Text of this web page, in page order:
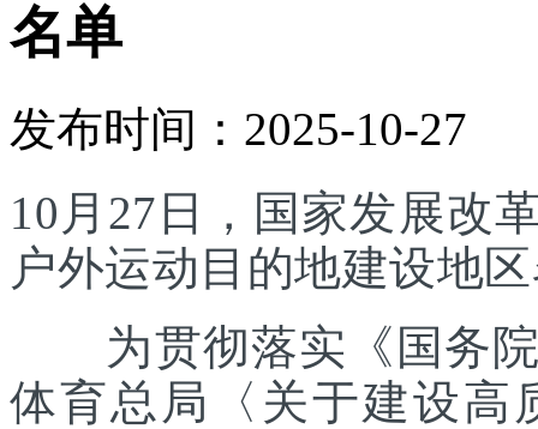
名单
发布时间：2025-10-27
10月27日，国家发展改
户外运动目的地建设地
为贯彻落实《国务院
体育总局〈关于建设高